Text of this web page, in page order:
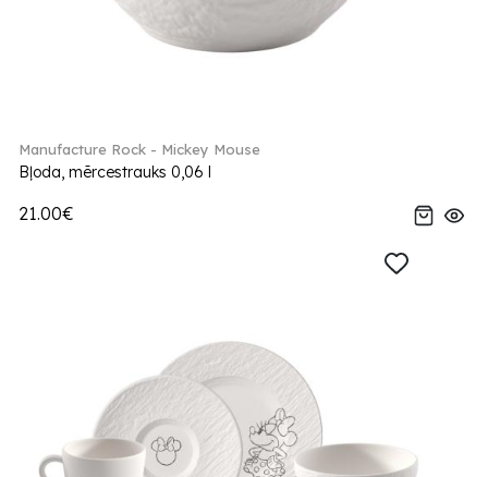
Manufacture Rock - Mickey Mouse
Bļoda, mērcestrauks 0,06 l
21.00€